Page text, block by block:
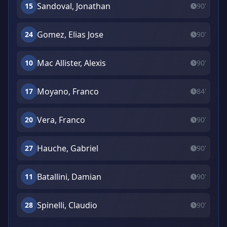
15 Sandoval, Jonathan 90'
24 Gomez, Elias Jose 90'
10 Mac Allister, Alexis 90'
17 Moyano, Franco 84'
20 Vera, Franco 90'
27 Hauche, Gabriel 90'
11 Batallini, Damian 90'
28 Spinelli, Claudio 90'